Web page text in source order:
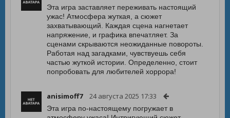
Эта игра заставляет переживать настоящий
ужас! Атмосфера жуткая, а сюжет
захватывающий. Каждая сцена нагнетает
напряжение, и графика впечатляет. За
сценами скрываются неожиданные повороты.
Работая над загадками, чувствуешь себя
частью жуткой истории. Определенно, стоит
попробовать для любителей хоррора!
anisimoff7 24 августа 2025 17:33
Эта игра по-настоящему погружает в